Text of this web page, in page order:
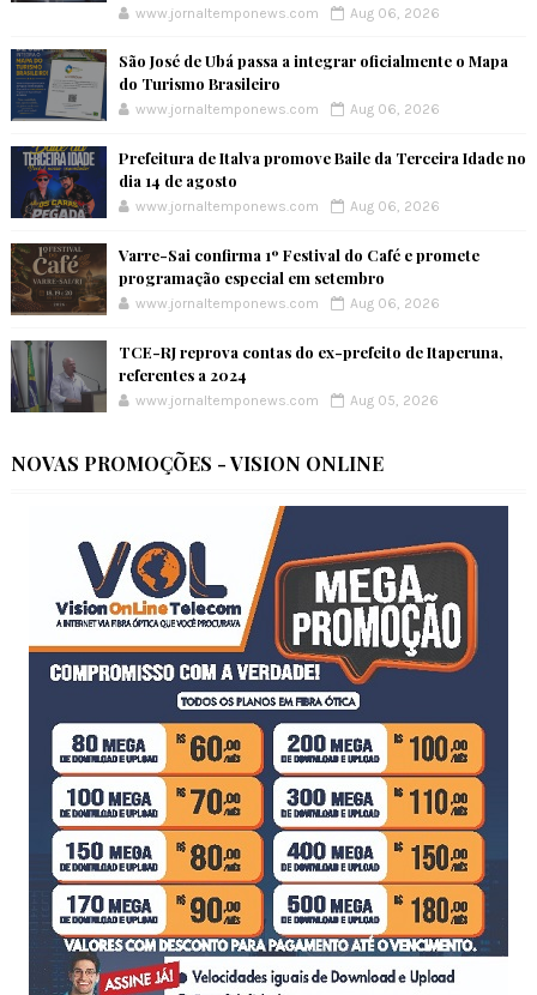
www.jornaltemponews.com Aug 06, 2026
São José de Ubá passa a integrar oficialmente o Mapa
do Turismo Brasileiro
www.jornaltemponews.com Aug 06, 2026
Prefeitura de Italva promove Baile da Terceira Idade no
dia 14 de agosto
www.jornaltemponews.com Aug 06, 2026
Varre-Sai confirma 1º Festival do Café e promete
programação especial em setembro
www.jornaltemponews.com Aug 06, 2026
TCE-RJ reprova contas do ex-prefeito de Itaperuna,
referentes a 2024
www.jornaltemponews.com Aug 05, 2026
NOVAS PROMOÇÕES - VISION ONLINE